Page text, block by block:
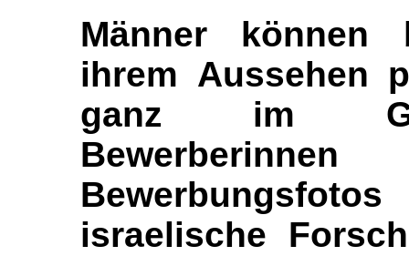
Männer können
ihrem Aussehen
ganz im
israelische